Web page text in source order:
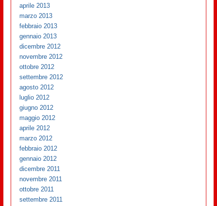
aprile 2013
marzo 2013
febbraio 2013
gennaio 2013
dicembre 2012
novembre 2012
ottobre 2012
settembre 2012
agosto 2012
luglio 2012
giugno 2012
maggio 2012
aprile 2012
marzo 2012
febbraio 2012
gennaio 2012
dicembre 2011
novembre 2011
ottobre 2011
settembre 2011